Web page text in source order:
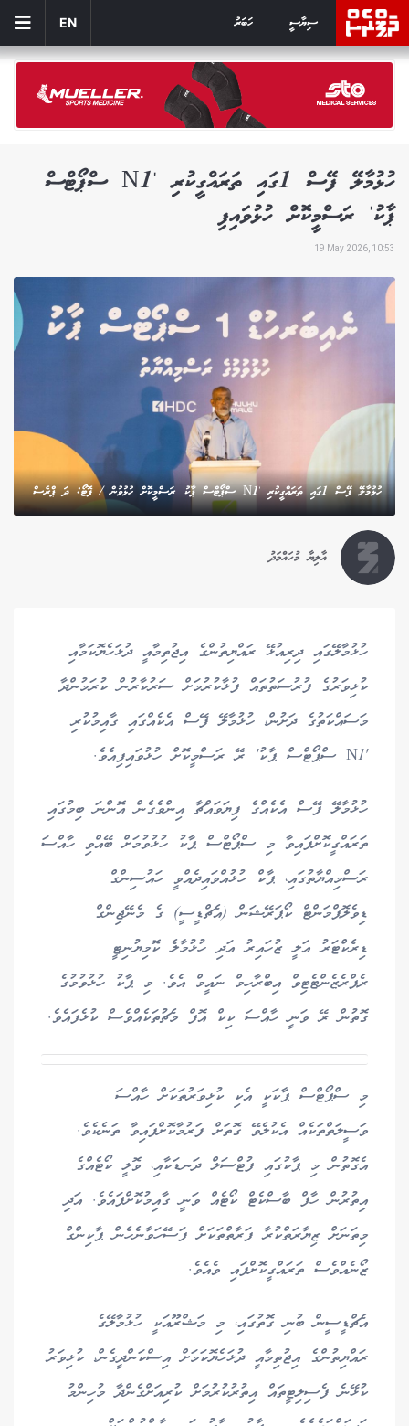
ސިޔާސީ ހަބަރު EN
ހުޅުމާލޭ ފޭސް 1ގައި ތަރައްގީކުރި 'N1 ސްޕޯޓްސް
ޕާކު' ރަސްމީކޮށް ހުޅުވައިފި
19 May 2026, 10:53
ހުޅުމާލޭ ފޭސް 1ގައި ތަރައްގީކުރި 'N1 ސްޕޯޓްސް ޕާކު' ރަސްމީކޮށް ހުޅުވުން / ފޮޓޯ: ދަ ޕްރެސް
އާލިޔާ މުހައްމަދު
ހުޅުމާލޭގައި ދިރިއުޅޭ ރައްޔިތުންގެ އިޖުތިމާއީ ދުޅަހެޔޮކަމާއި
ކުޅިވަރުގެ ފުރުސަތުތައް ފުޅާކުރުމަށް ސަރުކާރުން ކުރަމުންދާ
މަސައްކަތުގެ ދަށުން، ހުޅުމާލޭ ފޭސް އެކެއްގައި ގާއިމުކުރި
'N1 ސްޕޯޓްސް ޕާކު' ރޭ ރަސްމީކޮށް ހުޅުވައިފިއެވެ.
ހުޅުމާލޭ ފޭސް އެކެއްގެ ފިޔަވައްޗާ އިންވެގެން އޮންނަ ބިމުގައި
ތަރައްގީކޮށްފައިވާ މި ސްޕޯޓްސް ޕާކު ހުޅުވުމަށް ބޭއްވި ހާއްސަ
ރަސްމިއްޔާތުގައި، ޕާކް ހުޅުއްވައިދެއްވީ ހައުސިންގް
ޑިވެލޮޕްމަންޓް ކޯޕަރޭޝަން (އެޗްޑީސީ) ގެ މެނޭޖިންގް
ޑިރެކްޓަރު އަލީ ޒުހައިރު އަދި ހުޅުމާލެ ކޮމިޔުނިޓީ
ރެޕްރެޒެންޓެޓިވް އިބްރާހިމް ނައީމް އެވެ. މި ޕާކު ހުޅުވުމުގެ
ގޮތުން ރޭ ވަނީ ހާއްސަ ކިކް އޮފް މެޗުތަކެއްވެސް ކުޅެފައެވެ.
މި ސްޕޯޓްސް ޕާކަކީ އެކި ކުޅިވަރުތަކަށް ހާއްސަ
ވަސީލަތްތަކެއް އެކުލެވޭ ގޮތަށް ފަރުމާކޮށްފައިވާ ތަނެކެވެ.
އެގޮތުން މި ޕާކުގައި ފުޓްސަލް ދަނޑަކާއި، ވޮލީ ކޯޓެއްގެ
އިތުރުން ހާފް ބާސްކެޓް ކޯޓެއް ވަނީ ގާއިމުކޮށްފައެވެ. އަދި
މިތަނަށް ޒިޔާރަތްކުރާ ފަރާތްތަކަށް ފަސޭހަވާނެހެން ޕާކިންގް
ޒޯނެއްވެސް ތަރައްގީކޮށްފައި ވެއެވެ.
އެޗްޑީސީން ބުނި ގޮތުގައި، މި މަޝްރޫއަކީ ހުޅުމާލޭގެ
ރައްޔިތުންގެ އިޖުތިމާއީ ދުޅަހެޔޮކަމަށް އިސްކަންދީގެން، ކުޅިވަރު
ކުޅޭނެ ފެސިލިޓީތައް އިތުރުކުރުމަށް ކުރިއަށްގެންދާ މުހިންމު